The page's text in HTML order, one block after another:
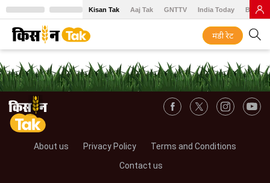
Kisan Tak Aaj Tak GNTTV India Today BT
मंडी रेट
About us Privacy Policy
Terms and Conditions
Contact us